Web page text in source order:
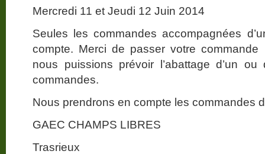
Mercredi 11 et Jeudi 12 Juin 2014
Seules les commandes accompagnées
compte. Merci de passer votre
nous puissions prévoir l’abattage d’un
commandes.
Nous prendrons en compte les commandes
GAEC CHAMPS LIBRES
Trasrieux